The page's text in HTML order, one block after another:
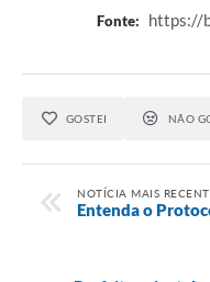
Fonte: https://
GOSTEI NÃO
NOTÍCIA MAIS
Entenda o